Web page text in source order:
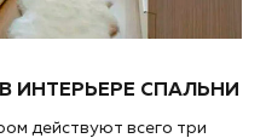
ИНТЕРЬЕРЕ СПАЛЬНИ
действуют всего три